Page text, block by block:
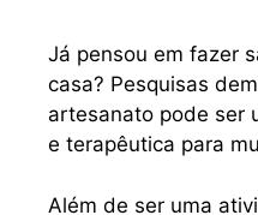
Já pensou em fazer
casa? Pesquisas
artesanato pode ser
e terapêutica para
Além de ser uma